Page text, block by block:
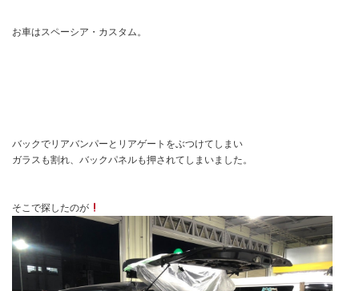
お車はスペーシア・カスタム。
バックでリアバンパーとリアゲートをぶつけてしまい
ガラスも割れ、バックパネルも押されてしまいました。
そこで探したのが